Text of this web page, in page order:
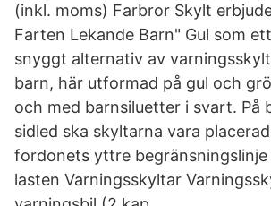
(inkl. moms) Farbror Skylt
Farten Lekande Barn" Gul som
snyggt alternativ av
barn, här utformad på gul och
och med barnsiluetter i svart. På
sidled ska skyltarna vara
fordonets yttre begränsningslinje
lasten Varningsskyltar